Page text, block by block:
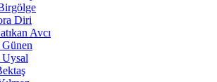
Diri
Avcı